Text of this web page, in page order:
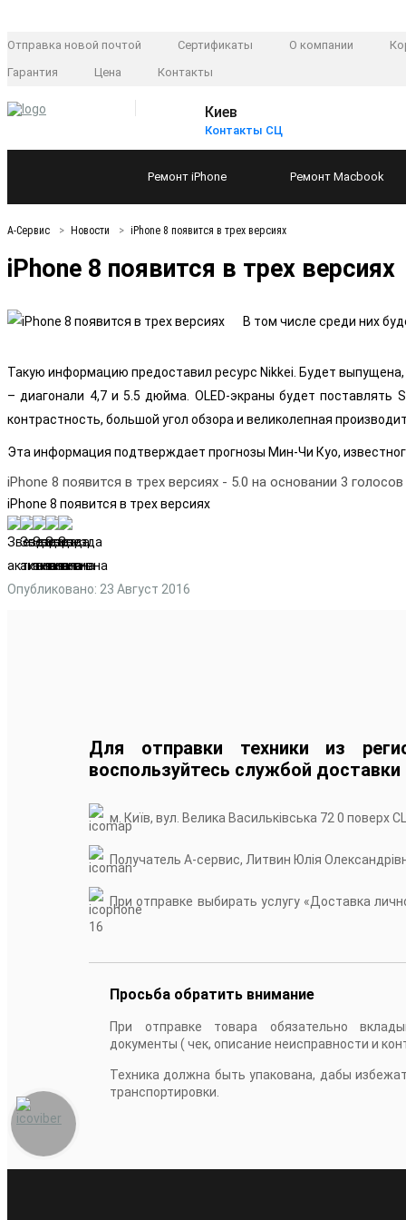
Отправка новой почтой Сертификаты О компании
Гарантия
Цена Контакты
Киев
Контакты СЦ
Ремонт iPhone Ремонт Macbook
А-Сервис Новости iPhone 8 появится в трех версиях
iPhone 8 появится в трех версиях
В том числе среди них
Такую информацию предоставил ресурс Nikkei. Будет выпущена,
– диагонали 4,7 и 5.5 дюйма. OLED-экраны будет поставлять
контрастность, большой угол обзора и великолепная
Эта информация подтверждает прогнозы Мин-Чи Куо,
iPhone 8 появится в трех версиях - 5.0 на основании 3 голосов
iPhone 8 появится в трех версиях
Опубликовано: 23 Август 2016
Для отправки техники из
воспользуйтесь службой доставки
м. Київ, вул. Велика Васильківська 72 0 поверх
Получатель А-сервис, Литвин Юлія
При отправке выбирать услугу «Доставка
16
Просьба обратить внимание
При отправке товара обязательно
документы ( чек, описание неисправности и
Техника должна быть упакована, дабы
транспортировки.